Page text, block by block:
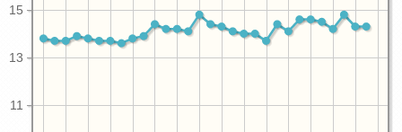
11
13
15